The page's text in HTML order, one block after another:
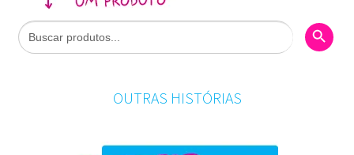
Search
for:
Search
OUTRAS HISTÓRIAS